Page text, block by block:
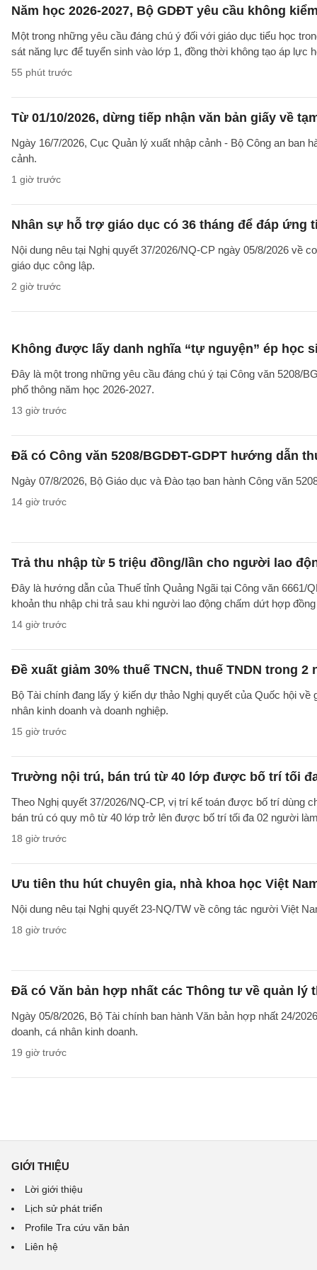
Năm học 2026-2027, Bộ GDĐT yêu cầu không
Một trong những yêu cầu đáng chú ý đối với giáo dục tiểu học
sát năng lực để tuyển sinh vào lớp 1, đồng thời không tạo áp
55 phút trước
Từ 01/10/2026, dừng tiếp nhận văn bản giấy về
Ngày 16/7/2026, Cục Quản lý xuất nhập cảnh - Bộ Công an ban
cảnh.
1 giờ trước
Nhân sự hỗ trợ giáo dục có 36 tháng để đáp
Nội dung nêu tại Nghị quyết 37/2026/NQ-CP ngày 05/8/2026
giáo dục công lập.
2 giờ trước
Không được lấy danh nghĩa “tự nguyện” ép học
Đây là một trong những yêu cầu đáng chú ý tại Công văn 5208/
phổ thông năm học 2026-2027.
13 giờ trước
Đã có Công văn 5208/BGDĐT-GDPT hướng dẫn
Ngày 07/8/2026, Bộ Giáo dục và Đào tạo ban hành Công văn
14 giờ trước
Trả thu nhập từ 5 triệu đồng/lần cho người lao
Đây là hướng dẫn của Thuế tỉnh Quảng Ngãi tại Công văn
khoản thu nhập chi trả sau khi người lao động chấm dứt hợp
14 giờ trước
Đề xuất giảm 30% thuế TNCN, thuế TNDN trong 2
Bộ Tài chính đang lấy ý kiến dự thảo Nghị quyết của Quốc hội
nhân kinh doanh và doanh nghiệp.
15 giờ trước
Trường nội trú, bán trú từ 40 lớp được bố trí tối
Theo Nghị quyết 37/2026/NQ-CP, vị trí kế toán được bố trí dùng
bán trú có quy mô từ 40 lớp trở lên được bố trí tối đa 02 người
18 giờ trước
Ưu tiên thu hút chuyên gia, nhà khoa học Việt
Nội dung nêu tại Nghị quyết 23-NQ/TW về công tác người Việt
18 giờ trước
Đã có Văn bản hợp nhất các Thông tư về quản lý
Ngày 05/8/2026, Bộ Tài chính ban hành Văn bản hợp nhất 24/
doanh, cá nhân kinh doanh.
19 giờ trước
GIỚI THIỆU
Lời giới thiệu
Lịch sử phát triển
Profile Tra cứu văn bản
Liên hệ